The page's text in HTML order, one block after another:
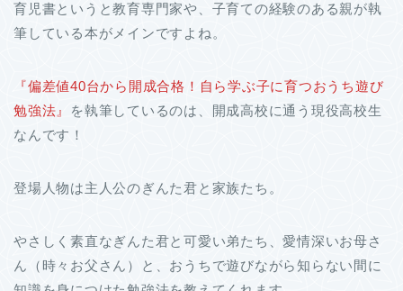
育児書というと教育専門家や、子育ての経験のある親が執
筆している本がメインですよね。
『偏差値40台から開成合格！自ら学ぶ子に育つおうち遊び
勉強法』
を執筆しているのは、開成高校に通う現役高校生
なんです！
登場人物は主人公のぎんた君と家族たち。
やさしく素直なぎんた君と可愛い弟たち、愛情深いお母さ
ん（時々お父さん）と、おうちで遊びながら知らない間に